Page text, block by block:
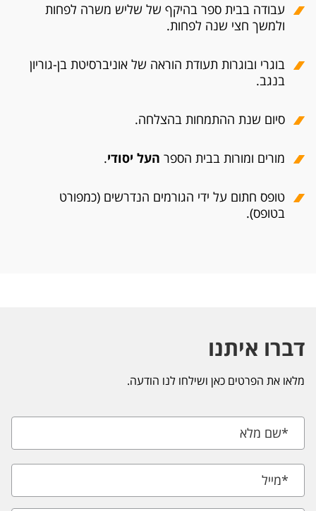
עבודה בבית ספר בהיקף של שליש משרה לפחות
ולמשך חצי שנה לפחות.
בוגרי ובוגרות תעודת הוראה של אוניברסיטת בן-גוריון
בנגב.
סיום שנת ההתמחות בהצלחה.
מורים ומורות בבית הספר העל יסודי.
טופס חתום על ידי הגורמים הנדרשים (כמפורט
בטופס).
דברו איתנו
מלאו את הפרטים כאן ושילחו לנו הודעה.
*שם מלא
*מייל